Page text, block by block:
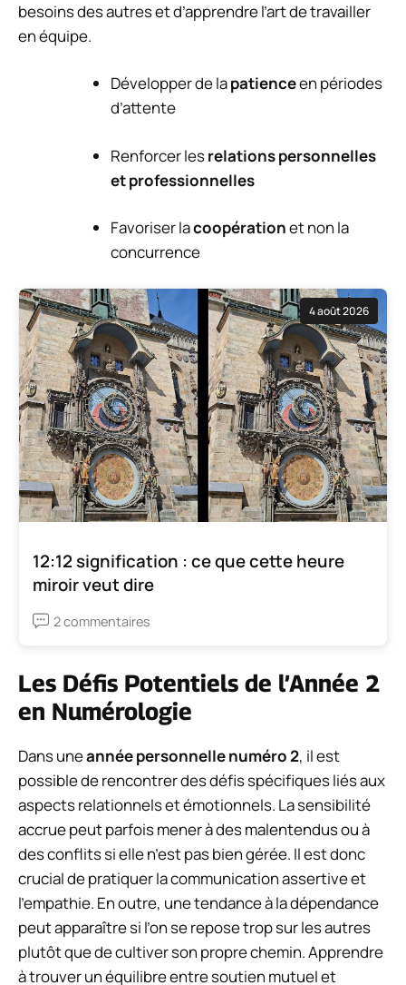
besoins des autres et d’apprendre l’art de travailler
en équipe.
Développer de lapatienceen périodes
d’attente
Renforcer lesrelations personnelles
et professionnelles
Favoriser lacoopérationet non la
concurrence
4 août 2026
12:12 signification : ce que cette heure
miroir veut dire
2 commentaires
Les Défis Potentiels de l’Année 2
en Numérologie
Dans uneannée personnelle numéro 2, il est
possible de rencontrer des défis spécifiques liés aux
aspects relationnels et émotionnels. La sensibilité
accrue peut parfois mener à des malentendus ou à
des conflits si elle n’est pas bien gérée. Il est donc
crucial de pratiquer la communication assertive et
l’empathie. En outre, une tendance à la dépendance
peut apparaître si l’on se repose trop sur les autres
plutôt que de cultiver son propre chemin. Apprendre
à trouver un équilibre entre soutien mutuel et